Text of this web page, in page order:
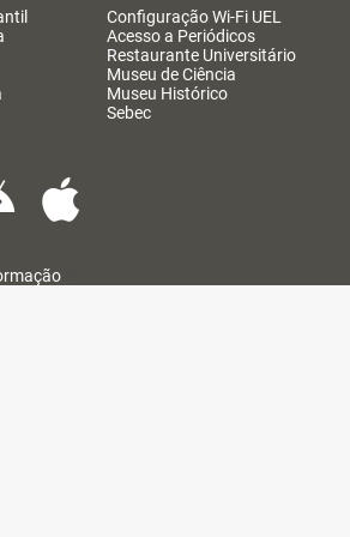
Configuração Wi-Fi UEL
Acesso a Periódicos
Restaurante Universitário
Museu de Ciência
Museu Histórico
Sebec